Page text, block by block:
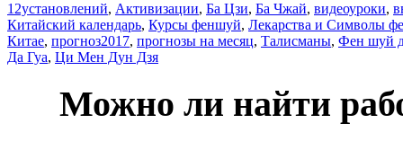
12установлений, Активизации, Ба Цзи, Ба Чжай, видеоуроки,
Китайский календарь, Курсы феншуй, Лекарства и Символы
Китае, прогноз2017, прогнозы на месяц, Талисманы, Фен шуй
Да Гуа, Ци Мен Дун Дзя
Можно ли найти